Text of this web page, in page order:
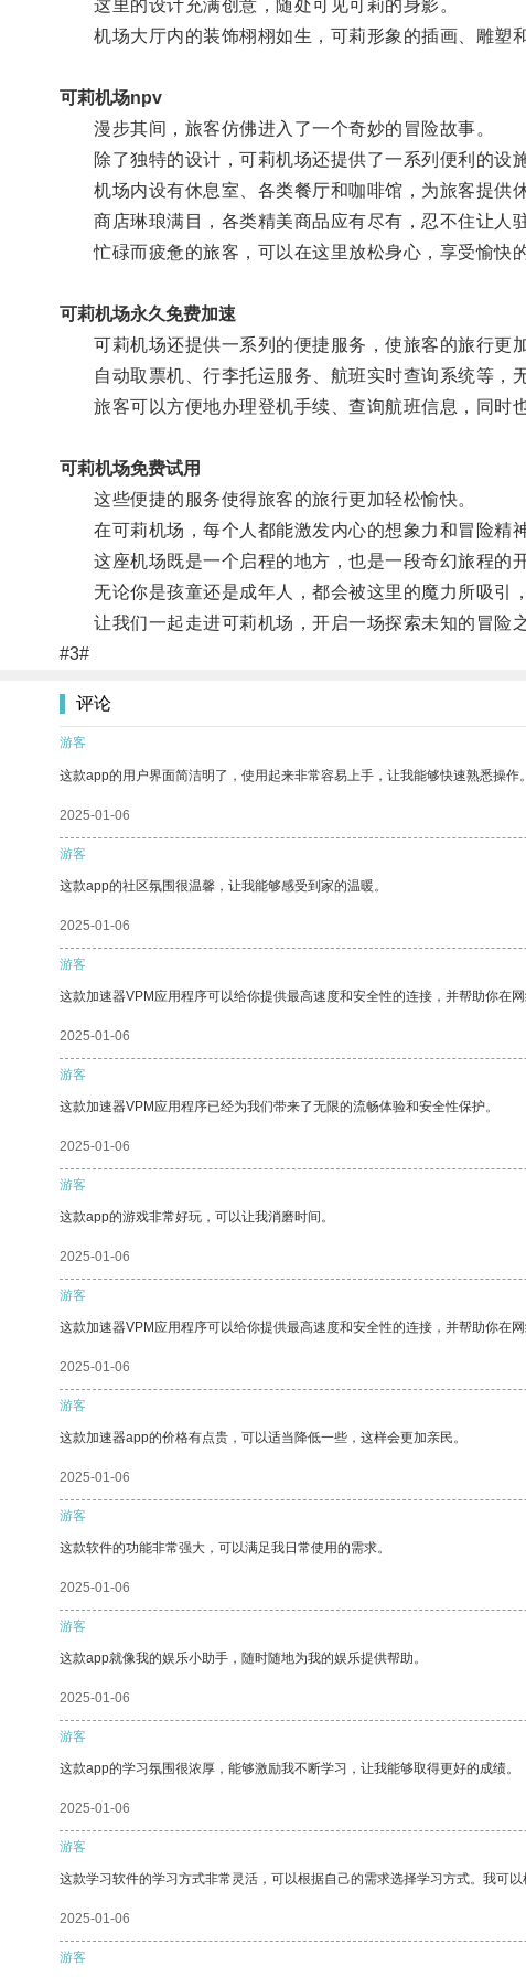
这里的设计充满创意，随处可见可莉的身影。
机场大厅内的装饰栩栩如生，可莉形象的插画、雕塑
可莉机场npv
漫步其间，旅客仿佛进入了一个奇妙的冒险故事。
除了独特的设计，可莉机场还提供了一系列便利的设施
机场内设有休息室、各类餐厅和咖啡馆，为旅客提供休
商店琳琅满目，各类精美商品应有尽有，忍不住让人驻
忙碌而疲惫的旅客，可以在这里放松身心，享受愉快的
可莉机场永久免费加速
可莉机场还提供一系列的便捷服务，使旅客的旅行更加
自动取票机、行李托运服务、航班实时查询系统等，无
旅客可以方便地办理登机手续、查询航班信息，同时也
可莉机场免费试用
这些便捷的服务使得旅客的旅行更加轻松愉快。
在可莉机场，每个人都能激发内心的想象力和冒险精神
这座机场既是一个启程的地方，也是一段奇幻旅程的开
无论你是孩童还是成年人，都会被这里的魔力所吸引，
让我们一起走进可莉机场，开启一场探索未知的冒险之
#3#
评论
游客
这款app的用户界面简洁明了，使用起来非常容易上手，让我能够快速熟悉操作
2025-01-06
游客
这款app的社区氛围很温馨，让我能够感受到家的温暖。
2025-01-06
游客
这款加速器VPM应用程序可以给你提供最高速度和安全性的连接，并帮助你在网
2025-01-06
游客
这款加速器VPM应用程序已经为我们带来了无限的流畅体验和安全性保护。
2025-01-06
游客
这款app的游戏非常好玩，可以让我消磨时间。
2025-01-06
游客
这款加速器VPM应用程序可以给你提供最高速度和安全性的连接，并帮助你在网
2025-01-06
游客
这款加速器app的价格有点贵，可以适当降低一些，这样会更加亲民。
2025-01-06
游客
这款软件的功能非常强大，可以满足我日常使用的需求。
2025-01-06
游客
这款app就像我的娱乐小助手，随时随地为我的娱乐提供帮助。
2025-01-06
游客
这款app的学习氛围很浓厚，能够激励我不断学习，让我能够取得更好的成绩。
2025-01-06
游客
这款学习软件的学习方式非常灵活，可以根据自己的需求选择学习方式。我可以
2025-01-06
游客